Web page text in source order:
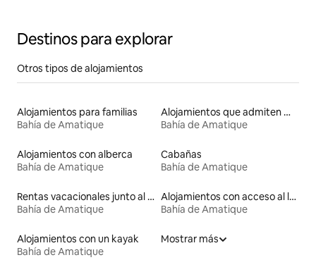
Destinos para explorar
Otros tipos de alojamientos
Alojamientos para familias
Bahía de Amatique
Alojamientos que admiten mascotas
Bahía de Amatique
Alojamientos con alberca
Bahía de Amatique
Cabañas
Bahía de Amatique
Rentas vacacionales junto al agua
Bahía de Amatique
Alojamientos con acceso al lago
Bahía de Amatique
Alojamientos con un kayak
Bahía de Amatique
Mostrar más